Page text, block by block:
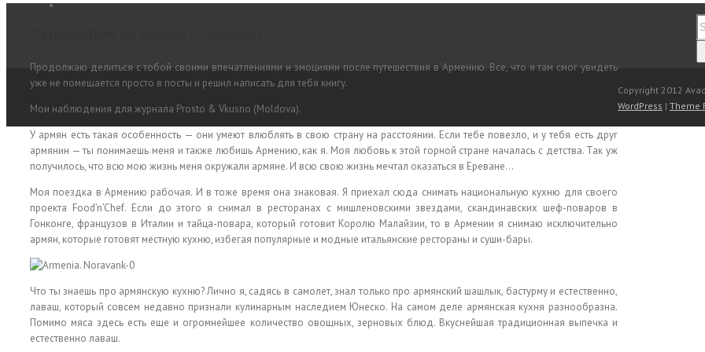
Продолжаю делиться с тобой своими впечатлениями и эмоциями после путешествия в Армению. Все, что я там смог увидеть
уже не помещается просто в посты и решил написать для тебя книгу.
Мои наблюдения для журнала Prosto & Vkusno (Moldova).
У армян есть такая особенность — они умеют влюблять в свою страну на расстоянии. Если тебе повезло, и у тебя есть друг
армянин — ты понимаешь меня и также любишь Армению, как я. Моя любовь к этой горной стране началась с детства. Так уж
получилось, что всю мою жизнь меня окружали армяне. И всю свою жизнь мечтал оказаться в Ереване…
Моя поездка в Армению рабочая. И в тоже время она знаковая. Я приехал сюда снимать национальную кухню для своего
проекта Food’n’Chef. Если до этого я снимал в ресторанах с мишленовскими звездами, скандинавских шеф-поваров в
Гонконге, французов в Италии и тайца-повара, который готовит Королю Малайзии, то в Армении я снимаю исключительно
армян, которые готовят местную кухню, избегая популярные и модные итальянские рестораны и суши-бары.
Что ты знаешь про армянскую кухню? Лично я, садясь в самолет, знал только про армянский шашлык, бастурму и естественно,
лаваш, который совсем недавно признали кулинарным наследием Юнеско. На самом деле армянская кухня разнообразна.
Помимо мяса здесь есть еще и огромнейшее количество овощных, зерновых блюд. Вкуснейшая традиционная выпечка и
естественно лаваш.
Copyright 2012
WordPress | Theme